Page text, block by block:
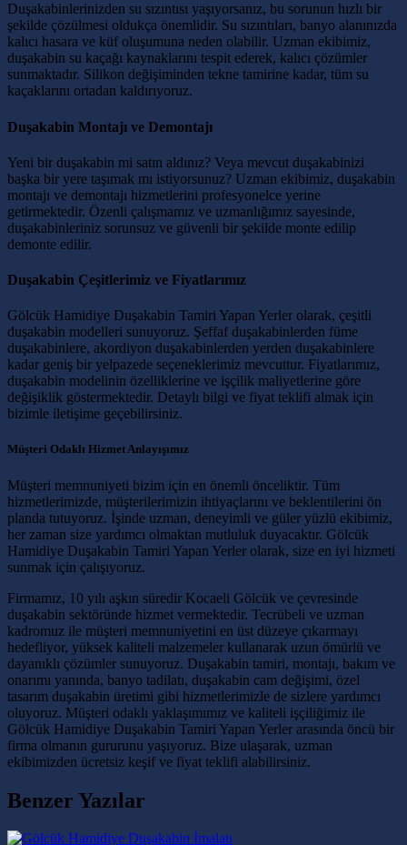
Duşakabinlerinizden su sızıntısı yaşıyorsanız, bu sorunun hızlı bir
şekilde çözülmesi oldukça önemlidir. Su sızıntıları, banyo alanınızda
kalıcı hasara ve küf oluşumuna neden olabilir. Uzman ekibimiz,
duşakabin su kaçağı kaynaklarını tespit ederek, kalıcı çözümler
sunmaktadır. Silikon değişiminden tekne tamirine kadar, tüm su
kaçaklarını ortadan kaldırıyoruz.
Duşakabin Montajı ve Demontajı
Yeni bir duşakabin mi satın aldınız? Veya mevcut duşakabinizi
başka bir yere taşımak mı istiyorsunuz? Uzman ekibimiz, duşakabin
montajı ve demontajı hizmetlerini profesyonelce yerine
getirmektedir. Özenli çalışmamız ve uzmanlığımız sayesinde,
duşakabinleriniz sorunsuz ve güvenli bir şekilde monte edilip
demonte edilir.
Duşakabin Çeşitlerimiz ve Fiyatlarımız
Gölcük Hamidiye Duşakabin Tamiri Yapan Yerler olarak, çeşitli
duşakabin modelleri sunuyoruz. Şeffaf duşakabinlerden füme
duşakabinlere, akordiyon duşakabinlerden yerden duşakabinlere
kadar geniş bir yelpazede seçeneklerimiz mevcuttur. Fiyatlarımız,
duşakabin modelinin özelliklerine ve işçilik maliyetlerine göre
değişiklik göstermektedir. Detaylı bilgi ve fiyat teklifi almak için
bizimle iletişime geçebilirsiniz.
Müşteri Odaklı Hizmet Anlayışımız
Müşteri memnuniyeti bizim için en önemli önceliktir. Tüm
hizmetlerimizde, müşterilerimizin ihtiyaçlarını ve beklentilerini ön
planda tutuyoruz. İşinde uzman, deneyimli ve güler yüzlü ekibimiz,
her zaman size yardımcı olmaktan mutluluk duyacaktır. Gölcük
Hamidiye Duşakabin Tamiri Yapan Yerler olarak, size en iyi hizmeti
sunmak için çalışıyoruz.
Firmamız, 10 yılı aşkın süredir Kocaeli Gölcük ve çevresinde
duşakabin sektöründe hizmet vermektedir. Tecrübeli ve uzman
kadromuz ile müşteri memnuniyetini en üst düzeye çıkarmayı
hedefliyor, yüksek kaliteli malzemeler kullanarak uzun ömürlü ve
dayanıklı çözümler sunuyoruz. Duşakabin tamiri, montajı, bakım ve
onarımı yanında, banyo tadilatı, duşakabin cam değişimi, özel
tasarım duşakabin üretimi gibi hizmetlerimizle de sizlere yardımcı
oluyoruz. Müşteri odaklı yaklaşımımız ve kaliteli işçiliğimiz ile
Gölcük Hamidiye Duşakabin Tamiri Yapan Yerler arasında öncü bir
firma olmanın gururunu yaşıyoruz. Bize ulaşarak, uzman
ekibimizden ücretsiz keşif ve fiyat teklifi alabilirsiniz.
Benzer Yazılar